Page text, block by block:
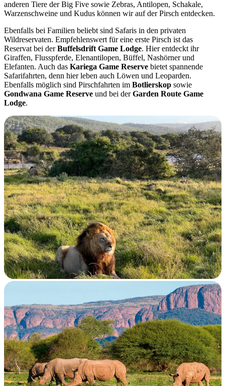
anderen Tiere der Big Five sowie Zebras, Antilopen, Schakale,
Warzenschweine und Kudus können wir auf der Pirsch entdecken.
Ebenfalls bei Familien beliebt sind Safaris in den privaten
Wildreservaten. Empfehlenswert für eine erste Pirsch ist das
Reservat bei derBuffelsdrift Game Lodge. Hier entdeckt ihr
Giraffen, Flusspferde, Elenantilopen, Büffel, Nashörner und
Elefanten. Auch das Kariega Game Reserve bietet spannende
Safarifahrten, denn hier leben auch Löwen und Leoparden.
Ebenfalls möglich sind Pirschfahrten im Botlierskop sowie
Gondwana Game Reserve und bei derGarden Route Game
Lodge.